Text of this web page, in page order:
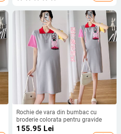
Rochie de vara din bumbac cu
broderie colorata pentru gravide
155.95 Lei